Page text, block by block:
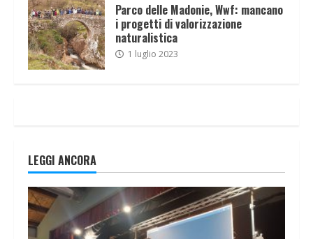
Parco delle Madonie, Wwf: mancano
i progetti di valorizzazione
naturalistica
1 luglio 2023
LEGGI ANCORA